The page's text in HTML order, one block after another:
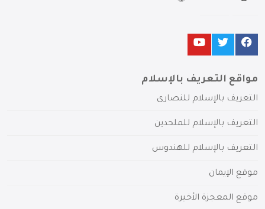
مواقع التعريف بالإسلام
التعريف بالإسلام للنصارى
التعريف بالإسلام للملحدين
التعريف بالإسلام للهندوس
موقع الإيمان
موقع المعجزة الأخيرة